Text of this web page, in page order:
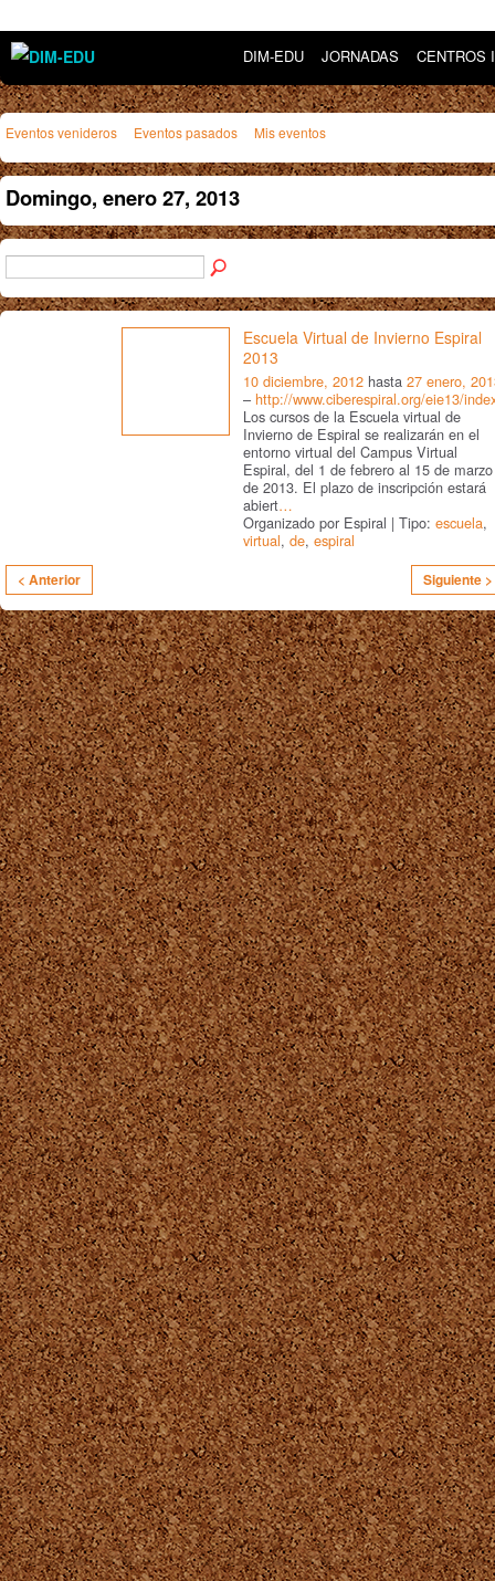
DIM-EDU JORNADAS CENTROS
Eventos venideros Eventos pasados Mis eventos
Domingo, enero 27, 2013
Escuela Virtual de Invierno Espiral
2013
10 diciembre, 2012 hasta 27 enero,
– http://www.ciberespiral.org/eie13/
Los cursos de la Escuela virtual de
Invierno de Espiral se realizarán en el
entorno virtual del Campus Virtual
Espiral, del 1 de febrero al 15 de marzo
de 2013. El plazo de inscripción estará
abiert…
Organizado por Espiral | Tipo: escuela,
virtual, de, espiral
< Anterior Siguiente >